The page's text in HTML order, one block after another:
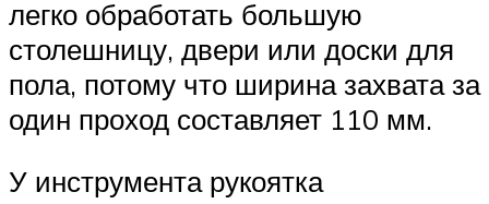
легко обработать большую
столешницу, двери или доски для
пола, потому что ширина захвата за
один проход составляет 110 мм.
У инструмента рукоятка